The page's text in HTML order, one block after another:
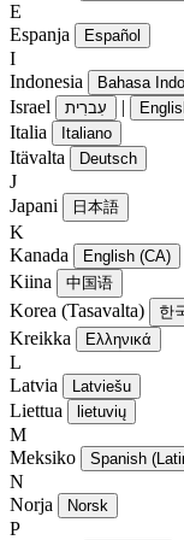
E
Espanja
Español
I
Indonesia
Bahasa
Israel עִברִית |
Italia Italiano
Itävalta Deutsch
J
Japani
日本語
K
Kanada
English (CA)
Kiina 中国语
Korea (Tasavalta) 한
Kreikka Ελληνικά
L
Latvia
Latviešu
Liettua lietuvių
M
Meksiko
Spanish
N
Norja
Norsk
P